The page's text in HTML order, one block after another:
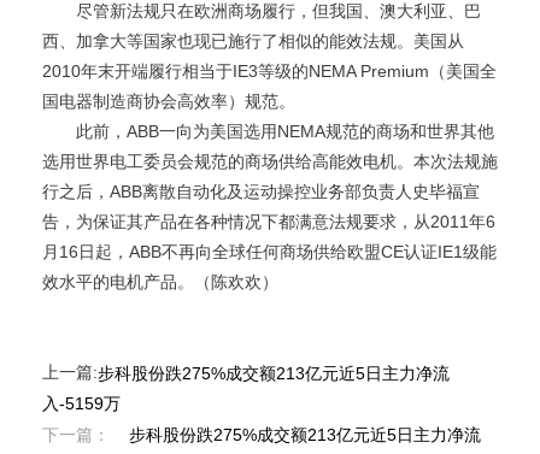
尽管新法规只在欧洲商场履行，但我国、澳大利亚、巴
西、加拿大等国家也现已施行了相似的能效法规。美国从
2010年末开端履行相当于IE3等级的NEMA Premium（美国全
国电器制造商协会高效率）规范。
此前，ABB一向为美国选用NEMA规范的商场和世界其他
选用世界电工委员会规范的商场供给高能效电机。本次法规施
行之后，ABB离散自动化及运动操控业务部负责人史毕福宣
告，为保证其产品在各种情况下都满意法规要求，从2011年6
月16日起，ABB不再向全球任何商场供给欧盟CE认证IE1级能
效水平的电机产品。（陈欢欢）
上一篇:步科股份跌275%成交额213亿元近5日主力净流
入-5159万
下一篇：
步科股份跌275%成交额213亿元近5日主力净流